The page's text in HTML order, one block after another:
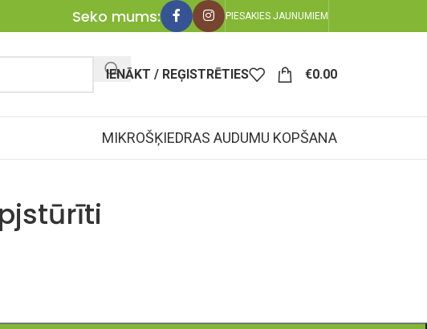
Seko mums: PIESAKIES JAUNUMIEM
IENĀKT / REĢISTRĒTIES €0.00
MIKROŠĶIEDRAS AUDUMU KOPŠANA